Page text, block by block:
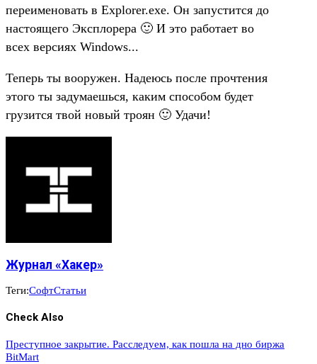
переименовать в Explorer.exe. Он запустится до
настоящего Эксплорера 🙂 И это работает во
всех версиях Windows...
Теперь ты вооружен. Надеюсь после прочтения
этого ты задумаешься, каким способом будет
грузится твой новый троян 🙂 Удачи!
Журнал «Хакер»
Теги:СофтСтатьи
Check Also
Преступное закрытие. Расследуем, как пошла на дно биржа
BitMart